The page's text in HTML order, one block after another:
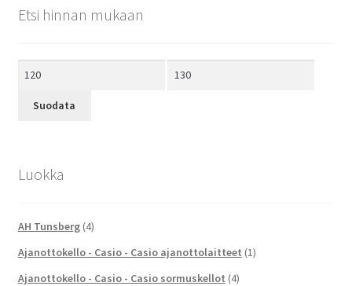
Etsi hinnan mukaan
Suodata
Luokka
AH Tunsberg (4)
Ajanottokello - Casio - Casio ajanottolaitteet (1)
Ajanottokello - Casio - Casio sormuskellot (4)